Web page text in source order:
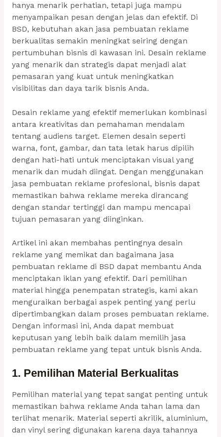
hanya menarik perhatian, tetapi juga mampu
menyampaikan pesan dengan jelas dan efektif. Di
BSD, kebutuhan akan jasa pembuatan reklame
berkualitas semakin meningkat seiring dengan
pertumbuhan bisnis di kawasan ini. Desain reklame
yang menarik dan strategis dapat menjadi alat
pemasaran yang kuat untuk meningkatkan
visibilitas dan daya tarik bisnis Anda.
Desain reklame yang efektif memerlukan kombinasi
antara kreativitas dan pemahaman mendalam
tentang audiens target. Elemen desain seperti
warna, font, gambar, dan tata letak harus dipilih
dengan hati-hati untuk menciptakan visual yang
menarik dan mudah diingat. Dengan menggunakan
jasa pembuatan reklame profesional, bisnis dapat
memastikan bahwa reklame mereka dirancang
dengan standar tertinggi dan mampu mencapai
tujuan pemasaran yang diinginkan.
Artikel ini akan membahas pentingnya desain
reklame yang memikat dan bagaimana jasa
pembuatan reklame di BSD dapat membantu Anda
menciptakan iklan yang efektif. Dari pemilihan
material hingga penempatan strategis, kami akan
menguraikan berbagai aspek penting yang perlu
dipertimbangkan dalam proses pembuatan reklame.
Dengan informasi ini, Anda dapat membuat
keputusan yang lebih baik dalam memilih jasa
pembuatan reklame yang tepat untuk bisnis Anda.
1. Pemilihan Material Berkualitas
Pemilihan material yang tepat sangat penting untuk
memastikan bahwa reklame Anda tahan lama dan
terlihat menarik. Material seperti akrilik, aluminium,
dan vinyl sering digunakan karena daya tahannya